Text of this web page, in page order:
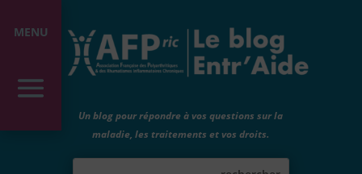
Un blog pour répondre à vos questions sur la
maladie, les traitements et vos droits.
MENU